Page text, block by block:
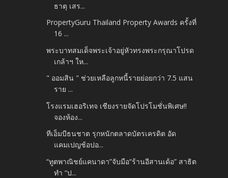
ธาตุ เสร...
PropertyGuru Thailand Property Awards ครั้งที่
16 ...
พระบาทสมเด็จพระเจ้าอยู่หัวทรงพระกรุณาโปรด
เกล้าฯ ให...
" ออมสิน " ช่วยเหลือลูกหนี้รายย่อยกว่า 7.5 แสน
ราย ...
โรงแรมเฮอริเทจ เชียงรายจัดโปรโมชั่นพิเศษ‼️
จองห้อง...
ทีเอ็มบีธนชาต รุกหนักตลาดบัตรเครดิต อัด
แคมเปญช้อปอ...
“ทูตพาณิชย์แคนาดา”จับมือ“ร้านอีสานเด้อ” สาธิต
ทำ “ป...